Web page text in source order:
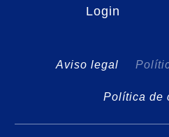
Login
Aviso legal
Política de